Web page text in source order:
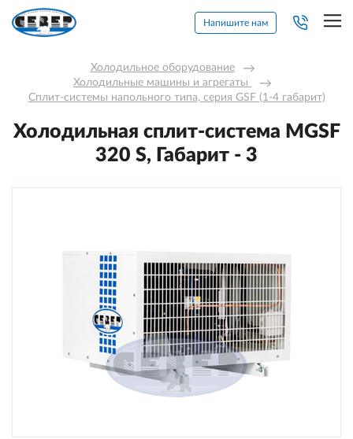
Напишите нам
Холодильное оборудование →
Холодильные машины и агрегаты →
Сплит-системы напольного типа, серия GSF (1-4 габарит)
Холодильная сплит-система МGSF
320 S, Габарит - 3